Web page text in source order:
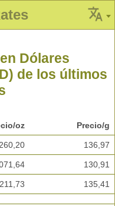
Dólares
de los últimos
oz Precio/g
136,97
130,91
135,41